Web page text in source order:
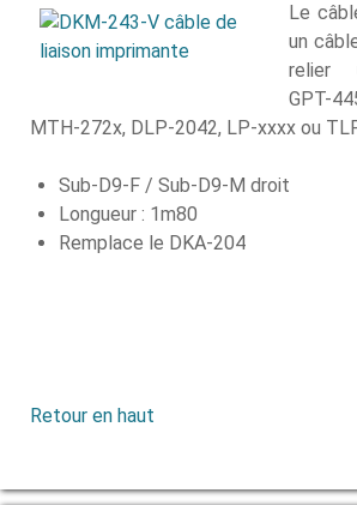
Le
un
relier
GPT-
MTH-272x, DLP-2042, LP-xxxx ou
Sub-D9-F / Sub-D9-M droit
Longueur : 1m80
Remplace le DKA-204
Retour en haut